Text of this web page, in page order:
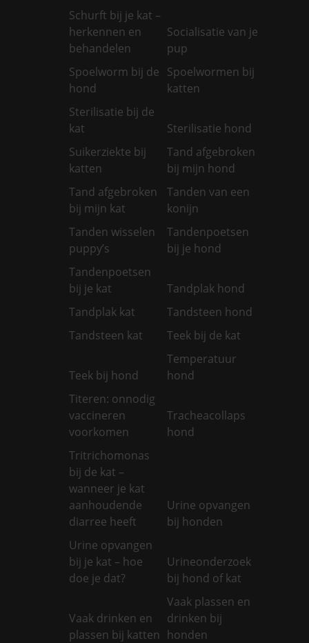
Schurft bij je kat –
herkennen en
behandelen
Socialisatie van je
pup
Spoelworm bij de
hond
Spoelwormen bij
katten
Sterilisatie bij de
kat
Sterilisatie hond
Suikerziekte bij
katten
Tand afgebroken
bij mijn hond
Tand afgebroken
bij mijn kat
Tanden van een
konijn
Tanden wisselen
puppy’s
Tandenpoetsen
bij je hond
Tandenpoetsen
bij je kat
Tandplak hond
Tandplak kat
Tandsteen hond
Tandsteen kat
Teek bij de kat
Teek bij hond
Temperatuur
hond
Titeren: onnodig
vaccineren
voorkomen
Tracheacollaps
hond
Tritrichomonas
bij de kat –
wanneer je kat
aanhoudende
diarree heeft
Urine opvangen
bij honden
Urine opvangen
bij je kat – hoe
doe je dat?
Urineonderzoek
bij hond of kat
Vaak drinken en
plassen bij katten
Vaak plassen en
drinken bij
honden